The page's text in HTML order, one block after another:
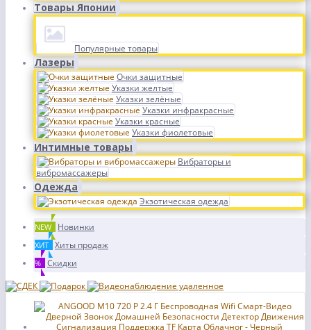
Товары Японии
Популярные товары
Лазеры
Очки защитные
Указки желтые
Указки зелёные
Указки инфракрасные
Указки красные
Указки фиолетовые
Интимные товары
Вибраторы и
вибромассажеры
Одежда
Экзотическая одежда
NEW Новинки
ХИТ Хиты продаж
% Скидки